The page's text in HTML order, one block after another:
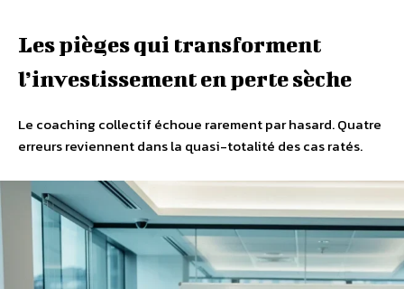
Les pièges qui transforment
l’investissement en perte sèche
Le coaching collectif échoue rarement par hasard. Quatre
erreurs reviennent dans la quasi-totalité des cas ratés.